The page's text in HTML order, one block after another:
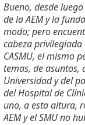
Bueno, desde
de la AEM y la
modo; pero
cabeza
CASMU, el mismo
temas, de
Universidad y del
del Hospital de
uno, a esta altura,
AEM y el SMU no